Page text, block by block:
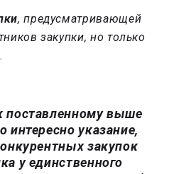
, предусматривающей
закупки, но только
поставленному выше
интересно указание,
закупок
у единственного